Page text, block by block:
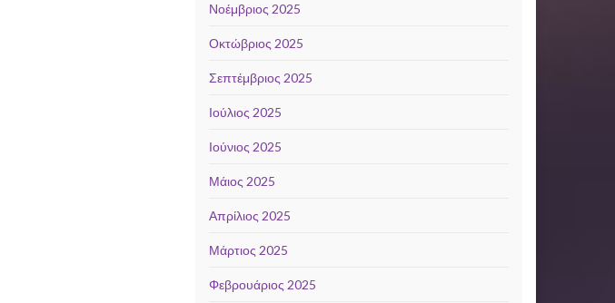
Νοέμβριος 2025
Οκτώβριος 2025
Σεπτέμβριος 2025
Ιούλιος 2025
Ιούνιος 2025
Μάιος 2025
Απρίλιος 2025
Μάρτιος 2025
Φεβρουάριος 2025